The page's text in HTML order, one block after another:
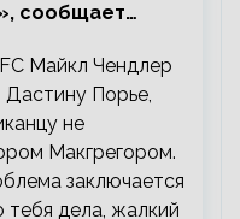
сообщает
Майкл Чендлер
Порье,
не
Макгрегором.
заключается
тебя дела, жалкий